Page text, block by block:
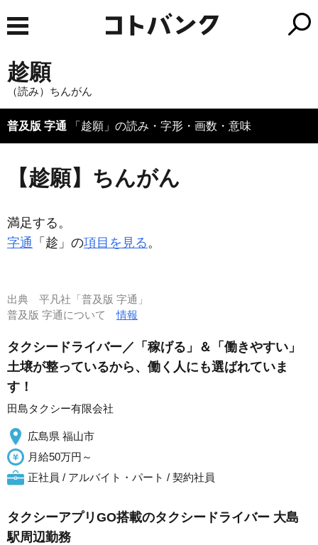
趁願
（読み）ちんがん
普及版 字通 「趁願」の読み・字形・画数・意味
【趁願】ちんがん
満足する。
字通 「趁」の項目を見る。
出典 平凡社「普及版 字通」
普及版 字通について情報
タクシードライバー／「稼げる」＆「働きやすい」
土壌が整っているから、働く人にも選ばれていま
す！
田島タクシー有限会社
広島県 福山市
月給50万円～
正社員 / アルバイト・パート / 契約社員
タクシーアプリGO搭載のタクシードライバー 大島
駅周辺勤務